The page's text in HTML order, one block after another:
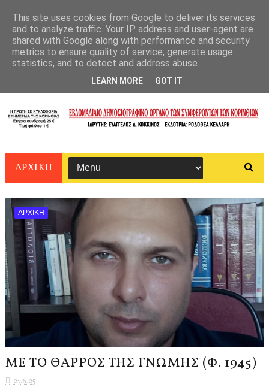
ΑΡΧΙΚΗ
ΑΡΧΙΚΗ
ΜΕ ΤΟ ΘΑΡΡΟΣ ΤΗΣ ΓΝΩΜΗΣ (Φ. 1945)
27.6.25
This site uses cookies from Google to deliver its services
and to analyze traffic. Your IP address and user-agent are
shared with Google along with performance and security
metrics to ensure quality of service, generate usage
statistics, and to detect and address abuse.
LEARN MORE GOT IT